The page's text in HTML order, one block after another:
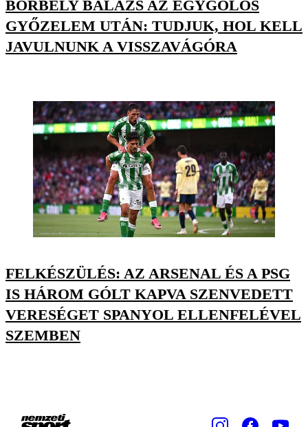
BORBÉLY BALÁZS AZ EGYGÓLOS
GYŐZELEM UTÁN: TUDJUK, HOL KELL
JAVULNUNK A VISSZAVÁGÓRA
FELKÉSZÜLÉS: AZ ARSENAL ÉS A PSG
IS HÁROM GÓLT KAPVA SZENVEDETT
VERESÉGET SPANYOL ELLENFELÉVEL
SZEMBEN